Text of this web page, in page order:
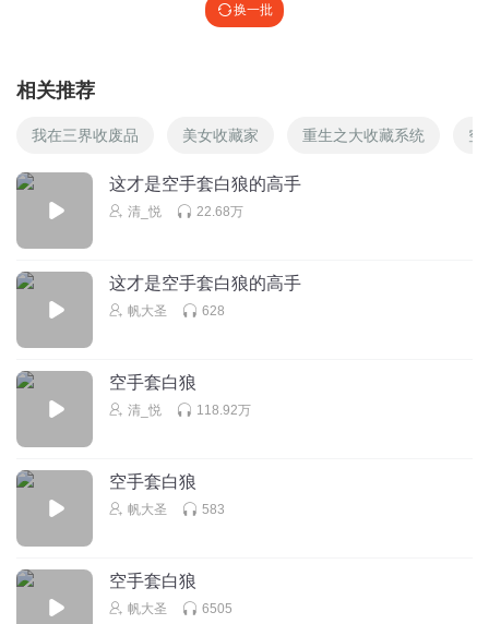
换一批
相关推荐
我在三界收废品 美女收藏家 重生之大收藏系统 空
这才是空手套白狼的高手
清_悦 22.68万
这才是空手套白狼的高手
帆大圣 628
空手套白狼
清_悦 118.92万
空手套白狼
帆大圣 583
空手套白狼
帆大圣 6505